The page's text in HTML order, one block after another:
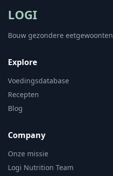
LOGI
Bouw gezondere eetgewoonten
Explore
Voedingsdatabase
Recepten
Blog
Company
Onze missie
Logi Nutrition Team